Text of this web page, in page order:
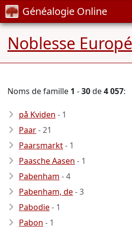
Généalogie Online
Noblesse
Noms de famille 1 -30de4 057:
på Kviden - 1
Paar- 21
Paarsmarkt- 1
Paasche Aasen - 1
Pabenham - 4
Pabenham, de- 3
Pabodie- 1
Pabon - 1